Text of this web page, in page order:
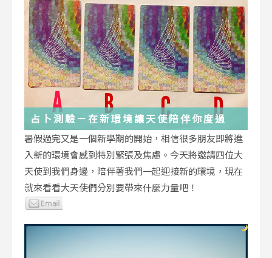
占卜測驗－在新環境讓天使陪伴你度過
暑假過完又是一個新學期的開始，相信很多朋友即將進
入新的環境會感到特別緊張及焦慮。今天將邀請四位大
天使到我們身邊，陪伴著我們一起迎接新的環境，現在
就來看看大天使們分別要帶來什麼力量吧！